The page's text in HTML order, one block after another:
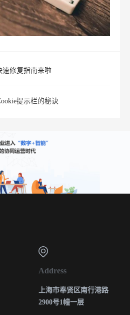
速修复指南来啦
提示栏的秘诀
Address
上海市奉贤区南行港路
2900号1幢一层